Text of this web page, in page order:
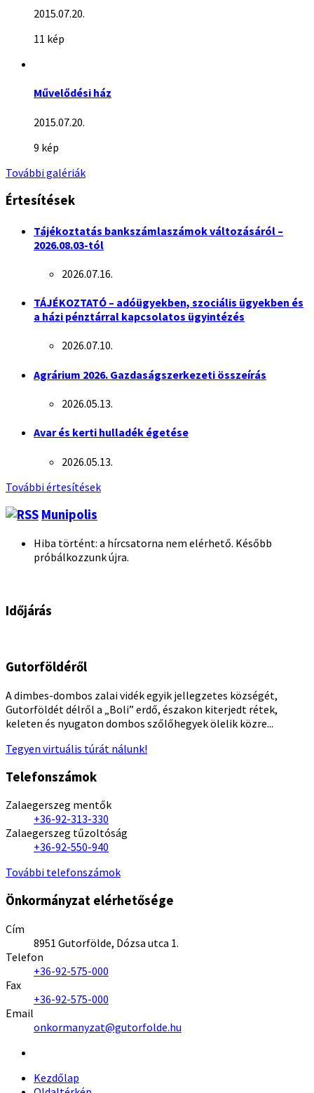
2015.07.20.
11 kép
Művelődési ház
2015.07.20.
9 kép
További galériák
Értesítések
Tájékoztatás bankszámlaszámok változásáról –
2026.08.03-tól
2026.07.16.
TÁJÉKOZTATÓ – adóügyekben, szociális ügyekben és
a házi pénztárral kapcsolatos ügyintézés
2026.07.10.
Agrárium 2026. Gazdaságszerkezeti összeírás
2026.05.13.
Avar és kerti hulladék égetése
2026.05.13.
További értesítések
Munipolis
Hiba történt: a hírcsatorna nem elérhető. Később
próbálkozzunk újra.
Időjárás
Gutorföldéről
A dimbes-dombos zalai vidék egyik jellegzetes községét,
Gutorföldét délről a „Boli” erdő, északon kiterjedt rétek,
keleten és nyugaton dombos szőlőhegyek ölelik közre...
Tegyen virtuális túrát nálunk!
Telefonszámok
Zalaegerszeg mentők
+36-92-313-330
Zalaegerszeg tűzoltóság
+36-92-550-940
További telefonszámok
Önkormányzat elérhetősége
Cím
8951 Gutorfölde, Dózsa utca 1.
Telefon
+36-92-575-000
Fax
+36-92-575-000
Email
onkormanyzat@gutorfolde.hu
Kezdőlap